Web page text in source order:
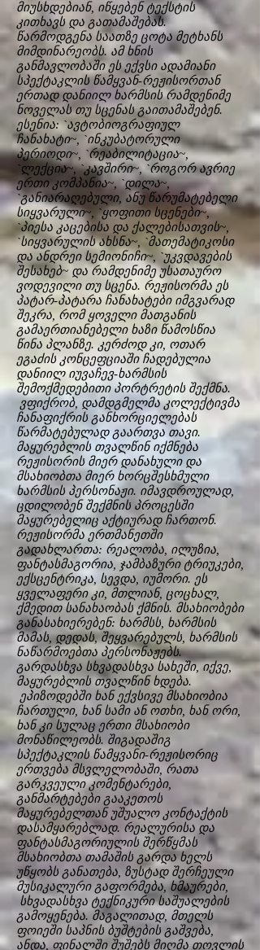
მიუსხდებიან, იწყებენ ტექსტის
კითხავს და გათამაშებას.
წარმოდგენა საათზე ცოტა მეტხანს
მიმდინარეობს. ამ ხნის
განმავლობაში ეს ექვსი ადამიანი
სპექტაკლის წამყვან-რეჟისორთან
ერთად დანიილ ხარმსის რამდენიმე
ნოველას თუ სცენას გაითამაშებენ.
ესენია: `ავტობიოგრაფიულ
ჩანახატი~, `ინკუბატორული
პერიოდი~, `რეაბილიტაცია~,
`ლექცია~, `კავშირი~, `როგორ ავრიე
ერთი კომპანია~, `დილა~,
`განიარაღებული, ანუ წარუმატებელი
სიყვარული~, `ყოფითი სცენები~,
`პიესა კაცებისა და ქალებისათვის~,
`სიყვარულის ახსნა~, `მათემატიკოსი
და ანდრეი სემიონიჩი~, `უკვდავების
შესახებ~ და რამდენიმე უსათაურო
ვოდევილი თუ სცენა. რეჟისორმა ეს
პატარ-პატარა ჩანახატები იმგვარად
შეკრა, რომ ყოველი მათგანის
გამაერთიანებელი ხაზი წამოსწია
წინა პლანზე. კერძოდ კი, ოთარ
ეგაძის კონცეფციაში ჩადებულია
დანიილ იუვაჩევ-ხარმსის
შემოქმედებითი პორტრეტის შექმნა.
ვფიქრობ, დამდგმელმა კოლექტივმა
ჩანაფიქრის განხორციელებას
წარმატებულად გაართვა თავი.
მაყურებლის თვალწინ იქმნება
რეჟისორის მიერ დანახული და
მსახიობთა მიერ ხორცშესხმული
ხარმსის პერსონაჟი. იმავდროულად,
ცდილობენ შექმნის პროცესში
მაყურებელიც აქტიურად ჩართონ.
რეჟისორმა ერთმანეთში
გადახლართა: რეალობა, ილუზია,
ფანტასმაგორია, ჯამბაზური ტრიუკები,
ექსცენტრიკა, სევდა, იუმორი. ეს
ყველაფერი კი, მთლიან, ცოცხალ,
ქმედით სანახაობას ქმნის. მსახიობები
განასახიერებენ: ხარმსს, ხარმსის
მამას, დედას, შეყვარებულს, ხარმსის
ნაწარმოებთა პერსონაჟებს.
გარდასხვა სხვადასხვა სახეში, იქვე,
მაყურებლის თვალწინ ხდება.
ეპიზოდებში ხან ექვსივე მსახიობია
ჩართული, ხან სამი ან ოთხი, ხან ორი,
ხან კი სულაც ერთი მსახიობი
მონაწილეობს. შიგადაშიგ
სპექტაკლის წამყვანი-რეჟისორიც
ერთვება მსვლელობაში, რათა
გარკვეული კომენტარები,
განმარტებები გააკეთოს
მაყურებელთან უშუალო კონტაქტის
დასამყარებლად. რეალურისა და
ფანტასმაგორიულის შერწყმას
მსახიობთა თამაშის გარდა ხელს
უწყობს განათება, ზუსტად შერჩეული
მუსიკალური გაფორმება, ხმაურები,
სხვადასხვა ტექნიკური საშუალების
გამოყენება. მაგალითად, მთელს
ფოიეში საპნის ბუშტების გაშვება,
ანდა, ფინალში შუშებს მიღმა თოვლის